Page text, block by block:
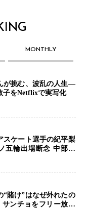
MONTHLY
が挑む、波乱の人生―
子をNetflixで実写化
スケート選手の紀平梨
五輪出場断念 中部選
安全最優先の判断」
“賭け”はなぜ外れたの
サンチョをフリー放出